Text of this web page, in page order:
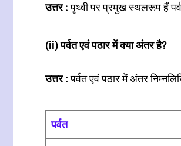
उत्तर :पृथ्वी पर प्रमुख स्थलरूप हैं
(ii) पर्वत एवं पठार में क्या अंतर है?
उत्तर :पर्वत एवं पठार में अंतर
पर्वत